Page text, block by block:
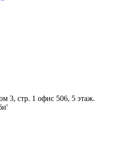
3, стр. 1 офис 506, 5 этаж.